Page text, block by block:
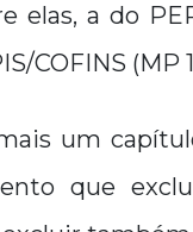
elas, a do
COFINS (MP
um
que